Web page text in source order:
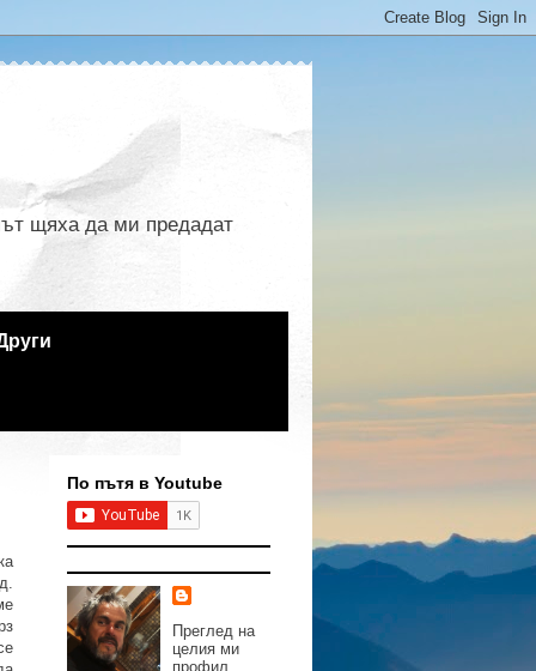
щяха да ми предадат
По пътя в Youtube
Преглед на
целия ми
профил